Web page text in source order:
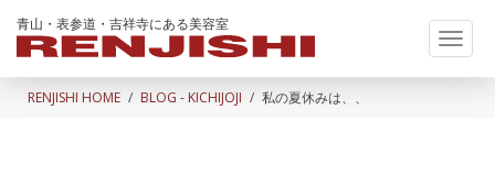
青山・表参道・吉祥寺にある美容室
RENJISHI HOME BLOG - KICHIJOJI 私の夏休みは、、